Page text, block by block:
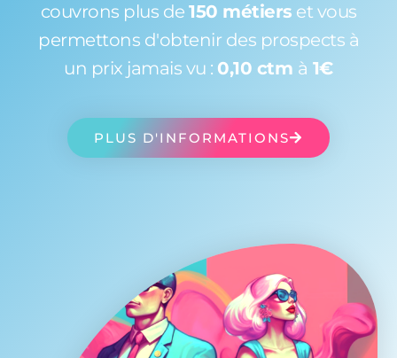
couvrons plus de 150 métiers et vous
permettons d'obtenir des prospects à
un prix jamais vu : 0,10 ctm à 1€
PLUS D'INFORMATIONS